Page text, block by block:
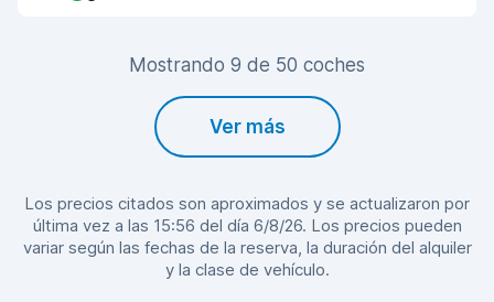
Mostrando 9 de 50 coches
Ver más
Los precios citados son aproximados y se actualizaron por
última vez a las 15:56 del día 6/8/26. Los precios pueden
variar según las fechas de la reserva, la duración del alquiler
y la clase de vehículo.